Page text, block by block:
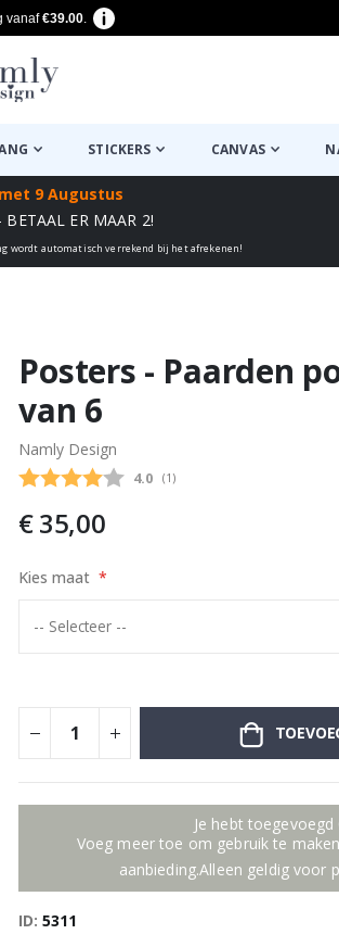
vanaf€39.00.
STICKERS CANVAS
9 Augustus
BETAAL ER MAAR 2!
wordt automatisch verrekend bij het afrekenen!
Posters - Paarden
van 6
Namly Design
Gemiddelde beoordeling:
4.0 (aantal stemmen:
1 )
€ 35,00
Kies maat
Je hebt
Voeg meer toe om gebruik te
aanbieding.Alleen geldig voor
ID 5311